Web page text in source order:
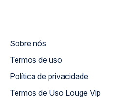
Sobre nós
Termos de uso
Política de privacidade
Termos de Uso Louge Vip